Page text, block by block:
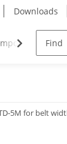
Downloads
5M for belt